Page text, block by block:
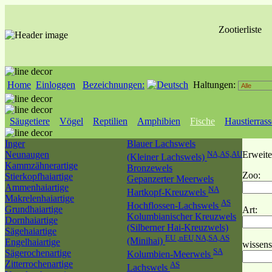
Zootierliste
Home Einloggen Bezeichnungen: Haltungen:
Säugetiere Vögel Reptilien Amphibien Fische
Inger
Neunaugen
Kammzähnerartige
Stierkopfhaiartige
Ammenhaiartige
Makrelenhaiartige
Grundhaiartige
Dornhaiartige
Sägehaiartige
Engelhaiartige
Sägerochenartige
Zitterrochenartige
Blauer Lachswels
(Kleiner Lachswels) NA,AS,AU
Bronzewels
Gepanzerter Meerwels
Hartkopf-Kreuzwels NA
Hochflossen-Lachswels AS
Kolumbianischer Kreuzwels
(Silberner Hai-Kreuzwels)
(Minihai) EU ,nEU,NA,SA,AS
Kolumbien-Meerwels SA
Lachswels AS
Zoo:
Art: